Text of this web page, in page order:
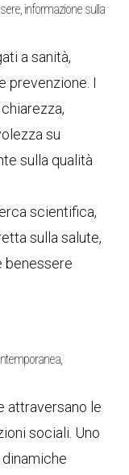
informazione sulla
a sanità,
prevenzione. I
su
sulla qualità
scientifica,
sulla salute,
benessere
attraversano le
sociali. Uno